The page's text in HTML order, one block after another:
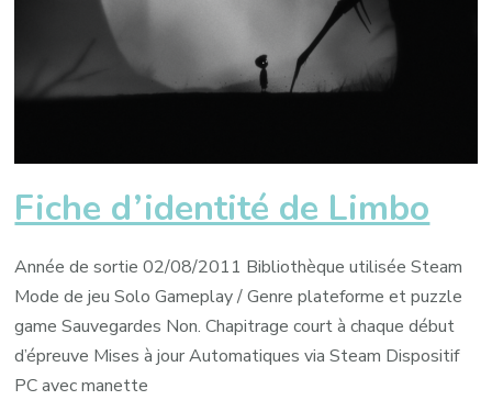
Fiche d’identité de Limbo
Année de sortie 02/08/2011 Bibliothèque utilisée Steam
Mode de jeu Solo Gameplay / Genre plateforme et puzzle
game Sauvegardes Non. Chapitrage court à chaque début
d’épreuve Mises à jour Automatiques via Steam Dispositif
PC avec manette